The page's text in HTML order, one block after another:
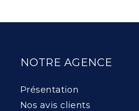
NOTRE AGENCE
Présentation
Nos avis clients